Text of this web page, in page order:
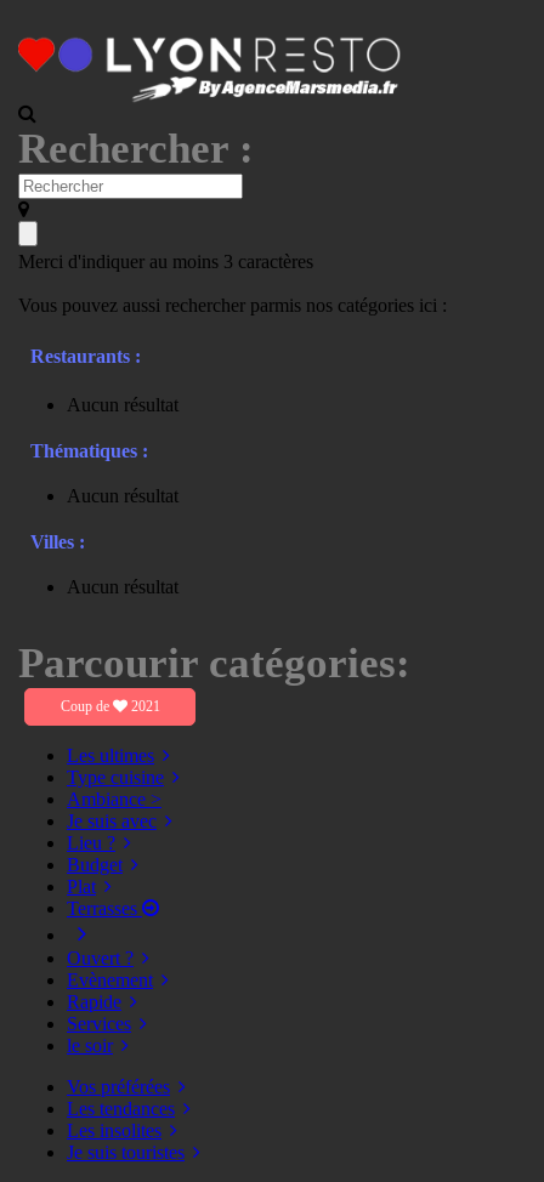
Rechercher :
Merci d'indiquer au moins 3 caractères
Vous pouvez aussi rechercher parmis nos catégories ici :
Restaurants :
Aucun résultat
Thématiques :
Aucun résultat
Villes :
Aucun résultat
Parcourir catégories:
Coup de 2021
Les ultimes
Type cuisine
Ambiance >
Je suis avec
Lieu ?
Budget
Plat
Terrasses
Ouvert ?
Evènement
Rapide
Services
le soir
Vos préférées
Les tendances
Les insolites
Je suis touristes